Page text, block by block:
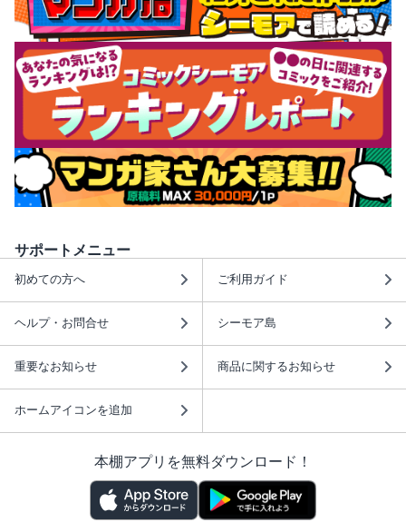
サポートメニュー
初めての方へ ご利用ガイド
ヘルプ・お問合せ シーモア島
重要なお知らせ 商品に関するお知らせ
ホームアイコンを追加
本棚アプリを無料ダウンロード！